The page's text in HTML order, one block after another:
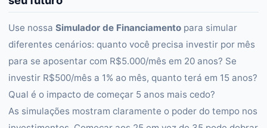
Use nossa Simulador de Financiamento para simular
diferentes cenários: quanto você precisa investir por mês
para se aposentar com R$5.000/mês em 20 anos? Se
investir R$500/mês a 1% ao mês, quanto terá em 15 anos?
Qual é o impacto de começar 5 anos mais cedo?
As simulações mostram claramente o poder do tempo nos